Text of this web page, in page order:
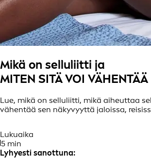
Mikä on selluliitti ja
MITEN SITÄ VOI VÄHENTÄÄ
Lue, mikä on selluliitti, mikä aiheuttaa
vähentää sen näkyvyyttä jaloissa,
Lukuaika
5 min
Lyhyesti sanottuna: